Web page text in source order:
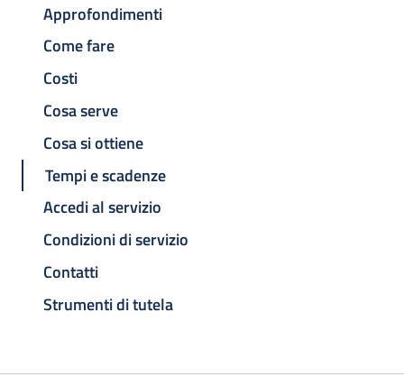
Approfondimenti
Come fare
Costi
Cosa serve
Cosa si ottiene
Tempi e scadenze
Accedi al servizio
Condizioni di servizio
Contatti
Strumenti di tutela